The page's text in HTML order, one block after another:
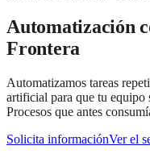
Automatización
Frontera
Automatizamos tareas
artificial para que tu equipo
Procesos que antes
Solicita informaciónVer el